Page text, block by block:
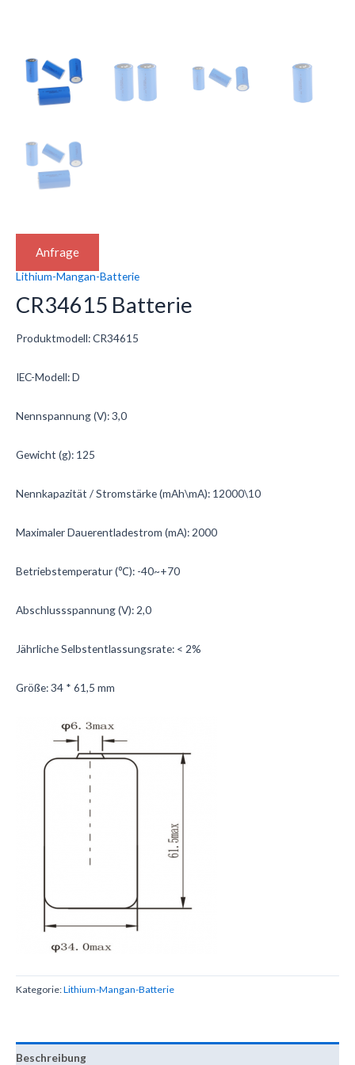
Anfrage
Lithium-Mangan-Batterie
CR34615 Batterie
Produktmodell: CR34615
IEC-Modell: D
Nennspannung (V): 3,0
Gewicht (g): 125
Nennkapazität / Stromstärke (mAh\mA): 12000\10
Maximaler Dauerentladestrom (mA): 2000
Betriebstemperatur (℃): -40~+70
Abschlussspannung (V): 2,0
Jährliche Selbstentlassungsrate: < 2%
Größe: 34 * 61,5 mm
Kategorie:Lithium-Mangan-Batterie
Beschreibung